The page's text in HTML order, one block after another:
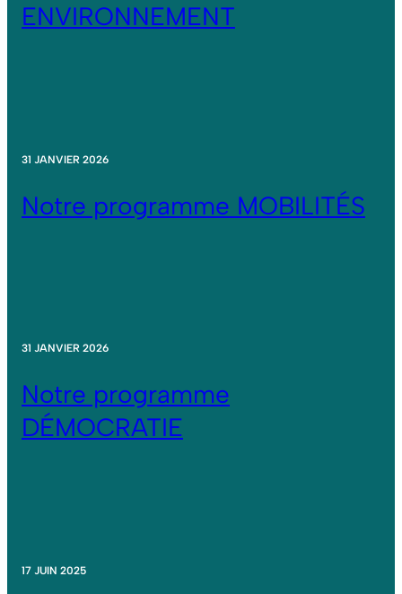
ENVIRONNEMENT
31 JANVIER 2026
Notre programme MOBILITÉS
31 JANVIER 2026
Notre programme
DÉMOCRATIE
17 JUIN 2025